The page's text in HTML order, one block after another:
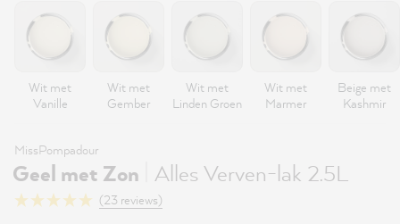
Wit met
Vanille
Wit met
Gember
Wit met
Linden Groen
Wit met
Marmer
Beige met
Kashmir
MissPompadour
Geel met Zon Alles Verven-lak 2.5L
(23 reviews)